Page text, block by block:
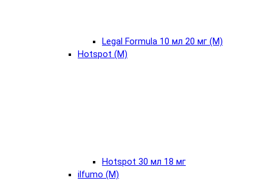
Legal Formula 10 мл 20 мг (М)
Hotspot (М)
Hotspot 30 мл 18 мг
ilfumo (М)